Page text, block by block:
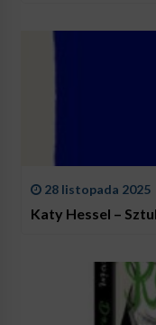
28 listopada 2025
Katy Hessel –